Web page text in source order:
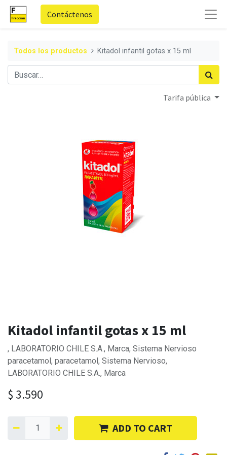
Contáctenos
Todos los productos Kitadol infantil gotas x 15 ml
Tarifa pública
Kitadol infantil gotas x 15 ml
, LABORATORIO CHILE S.A., Marca, Sistema Nervioso
paracetamol, paracetamol, Sistema Nervioso,
LABORATORIO CHILE S.A., Marca
$ 3.590
ADD TO CART